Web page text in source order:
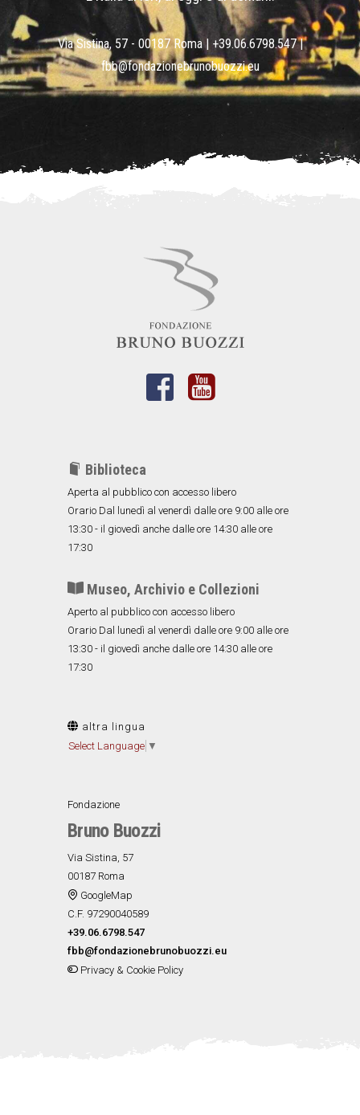
Via Sistina, 57 - 00187 Roma | +39.06.6798.547|
fbb@fondazionebrunobuozzi.eu
Biblioteca
Aperta al pubblico con accesso libero
Orario Dal lunedì al venerdì dalle ore 9:00 alle ore
13:30 - il giovedì anche dalle ore 14:30 alle ore
17:30
Museo, Archivio e Collezioni
Aperto al pubblico con accesso libero
Orario Dal lunedì al venerdì dalle ore 9:00 alle ore
13:30 - il giovedì anche dalle ore 14:30 alle ore
17:30
altra lingua
Select Language ▼
Fondazione
Bruno Buozzi
Via Sistina, 57
00187 Roma
GoogleMap
C.F. 97290040589
+39.06.6798.547
fbb@fondazionebrunobuozzi.eu
Privacy & Cookie Policy